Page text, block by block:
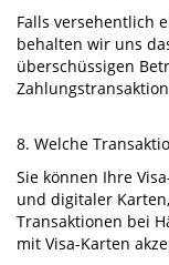
Falls versehentlich
behalten wir uns
überschüssigen
8. Welche
Sie können Ihre
und digitaler
Transaktionen bei
mit Visa-Karten